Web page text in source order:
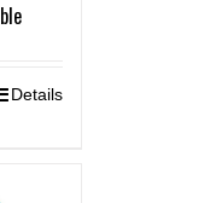
Details